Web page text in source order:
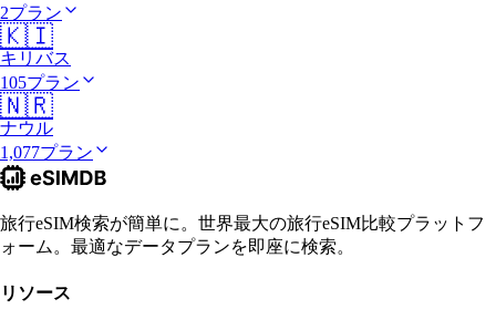
2プラン
🇰🇮
キリバス
105プラン
🇳🇷
ナウル
1,077プラン
旅行eSIM検索が簡単に。世界最大の旅行eSIM比較プラットフ
ォーム。最適なデータプランを即座に検索。
リソース